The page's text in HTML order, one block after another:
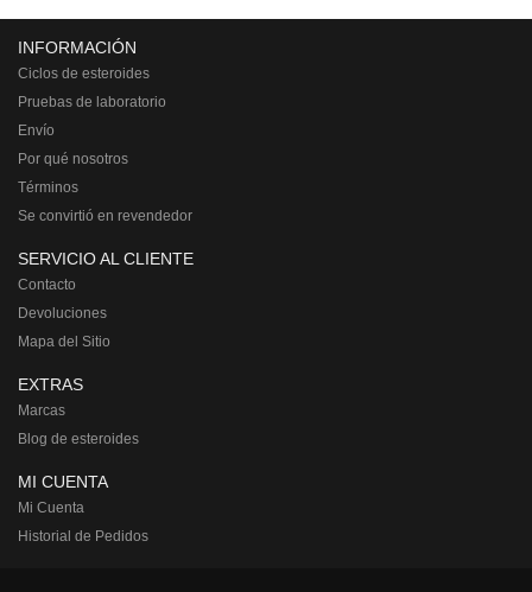
INFORMACIÓN
Ciclos de esteroides
Pruebas de laboratorio
Envío
Por qué nosotros
Términos
Se convirtió en revendedor
SERVICIO AL CLIENTE
Contacto
Devoluciones
Mapa del Sitio
EXTRAS
Marcas
Blog de esteroides
MI CUENTA
Mi Cuenta
Historial de Pedidos